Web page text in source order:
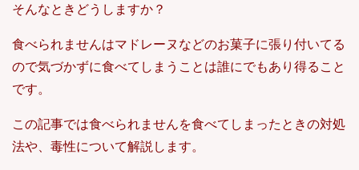
そんなときどうしますか？
食べられませんはマドレーヌなどのお菓子に張り付いてる
ので気づかずに食べてしまうことは誰にでもあり得ること
です。
この記事では食べられませんを食べてしまったときの対処
法や、毒性について解説します。